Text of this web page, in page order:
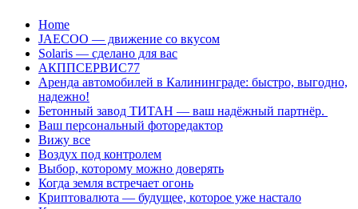
Перейти
содержанию
Home
JAECOO — движение со вкусом
Solaris — сделано для вас
АКППСЕРВИС77
Аренда автомобилей в Калининграде: быстро, выгодно,
надежно!
Бетонный завод ТИТАН — ваш надёжный партнёр.
Ваш персональный фоторедактор
Вижу все
Воздух под контролем
Выбор, которому можно доверять
Когда земля встречает огонь
Криптовалюта — будущее, которое уже настало